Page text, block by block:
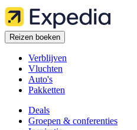
Reizen boeken
Verblijven
Vluchten
Auto's
Pakketten
Deals
Groepen & conferenties